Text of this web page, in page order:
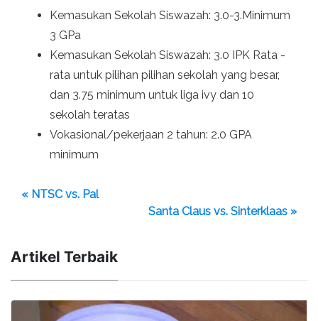
Kemasukan Sekolah Siswazah: 3.0-3.Minimum
3 GPa
Kemasukan Sekolah Siswazah: 3.0 IPK Rata -
rata untuk pilihan pilihan sekolah yang besar,
dan 3.75 minimum untuk liga ivy dan 10
sekolah teratas
Vokasional/pekerjaan 2 tahun: 2.0 GPA
minimum
« NTSC vs. Pal
Santa Claus vs. Sinterklaas »
Artikel Terbaik